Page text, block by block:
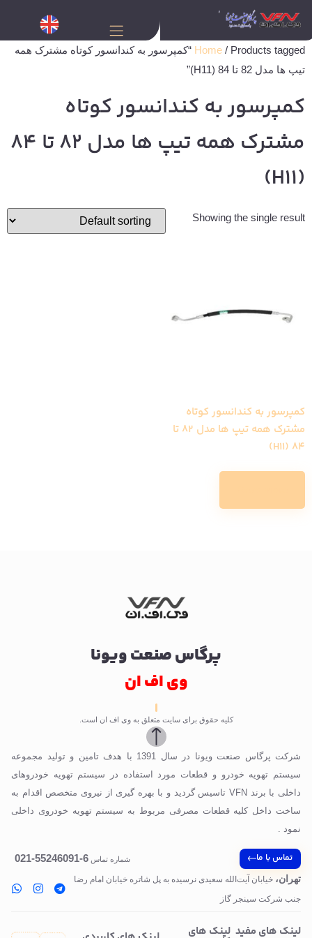
Home / Products tagged “کمپرسور به کندانسور کوتاه مشترک همه
تیپ ها مدل 82 تا 84 (H11)”
کمپرسور به کندانسور کوتاه
مشترک همه تیپ ها مدل 82 تا 84
(H11)
Showing the single result
کمپرسور به کندانسور کوتاه
مشترک همه تیپ ها مدل 82 تا
84 (H11)
پرگاس صنعت ویونا
وی اف ان
کلیه حقوق برای سایت متعلق به وی اف ان است.
شرکت پرگاس صنعت ویونا در سال 1391 با هدف تامین و تولید مجموعه
سیستم تهویه خودرو و قطعات مورد استفاده در سیستم تهویه خودروهای
داخلی با برند VFN تاسیس گردید و با بهره گیری از نیروی متخصص اقدام به
ساخت داخل کلیه قطعات مصرفی مربوط به سیستم تهویه خودروی داخلی
نمود .
تماس با ما شماره تماس 6-55246091-021
تهران، خیابان آیت‌الله سعیدی نرسیده به پل‌ شاتره خیابان امام رضا
جنب شرکت سینجر گاز
لینک های مفید لینک های